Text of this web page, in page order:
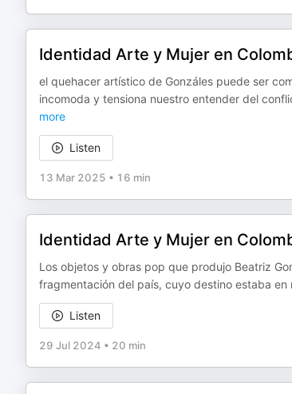
Identidad Arte y Mujer en
el quehacer artístico de Gonzáles puede ser
incomoda y tensiona nuestro entender del
more
Listen
13 Mar 2025 • 16 min
Identidad Arte y Mujer en
Los objetos y obras pop que produjo Beatriz
fragmentación del país, cuyo destino estaba
Listen
29 Jul 2024 • 20 min